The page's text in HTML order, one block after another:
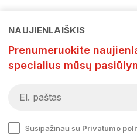
NAUJIENLAIŠKIS
Prenumeruokite
specialius mūsų
Susipažinau su Privatumo